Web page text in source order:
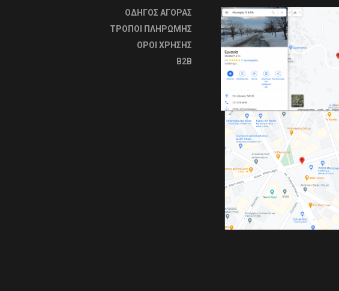
ΟΔΗΓΟΣ ΑΓΟΡΑΣ
ΤΡΟΠΟΙ ΠΛΗΡΩΜΗΣ
OΡΟΙ ΧΡΗΣΗΣ
B2B